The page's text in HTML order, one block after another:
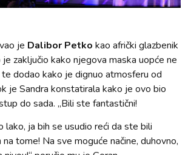
je Dalibor Petko kao afrički glazbenik
zaključio kako njegova maska uopće ne
dodao kako je dignuo atmosferu od
je Sandra konstatirala kako je ovo bio
do sada. „Bili ste fantastični!
lako, ja bih se usudio reći da ste bili
tome! Na sve moguće načine, duhovno,